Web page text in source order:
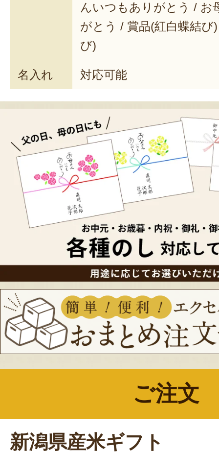
んいつもありがとう / お
がとう / 賞品(紅白蝶結び
び)
名入れ 対応可能
ご注文
新潟県産米ギフト